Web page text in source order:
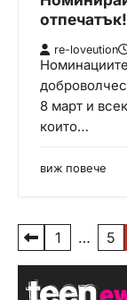
отпечатък!
re-loveution
8 март и
които…
виж повече
Р
а
з
1 … 5